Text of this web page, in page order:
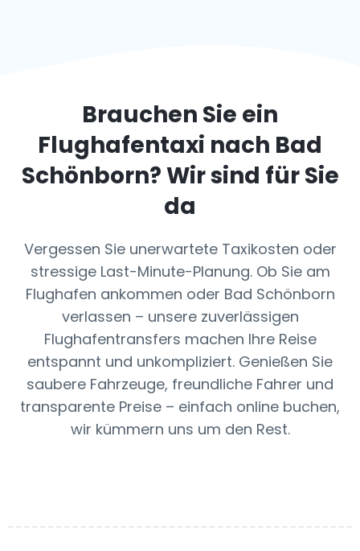
Brauchen Sie ein
Flughafentaxi nach Bad
Schönborn? Wir sind für Sie
da
Vergessen Sie unerwartete Taxikosten oder
stressige Last-Minute-Planung. Ob Sie am
Flughafen ankommen oder Bad Schönborn
verlassen – unsere zuverlässigen
Flughafentransfers machen Ihre Reise
entspannt und unkompliziert. Genießen Sie
saubere Fahrzeuge, freundliche Fahrer und
transparente Preise – einfach online buchen,
wir kümmern uns um den Rest.